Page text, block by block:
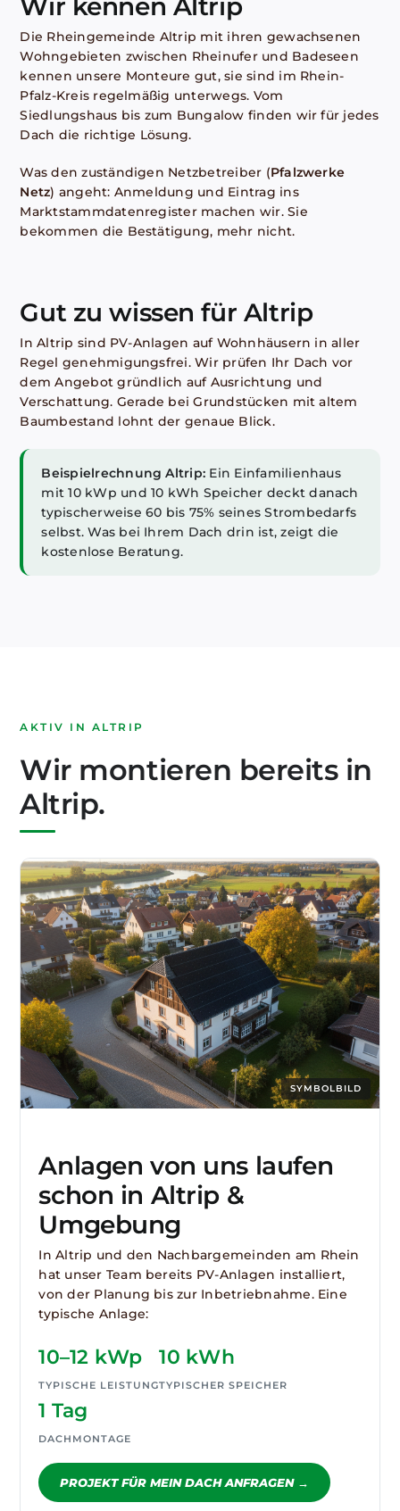
Die Rheingemeinde Altrip mit ihren gewachsenen
Wohngebieten zwischen Rheinufer und Badeseen
kennen unsere Monteure gut, sie sind im Rhein-
Pfalz-Kreis regelmäßig unterwegs. Vom
Siedlungshaus bis zum Bungalow finden wir für jedes
Dach die richtige Lösung.
Was den zuständigen Netzbetreiber (Pfalzwerke
Netz) angeht: Anmeldung und Eintrag ins
Marktstammdatenregister machen wir. Sie
bekommen die Bestätigung, mehr nicht.
Gut zu wissen für Altrip
In Altrip sind PV-Anlagen auf Wohnhäusern in aller
Regel genehmigungsfrei. Wir prüfen Ihr Dach vor
dem Angebot gründlich auf Ausrichtung und
Verschattung. Gerade bei Grundstücken mit altem
Baumbestand lohnt der genaue Blick.
Beispielrechnung Altrip: Ein Einfamilienhaus
mit 10 kWp und 10 kWh Speicher deckt danach
typischerweise 60 bis 75% seines Strombedarfs
selbst. Was bei Ihrem Dach drin ist, zeigt die
kostenlose Beratung.
AKTIV IN ALTRIP
Wir montieren bereits in
Altrip.
SYMBOLBILD
Anlagen von uns laufen
schon in Altrip &
Umgebung
In Altrip und den Nachbargemeinden am Rhein
hat unser Team bereits PV-Anlagen installiert,
von der Planung bis zur Inbetriebnahme. Eine
typische Anlage:
10–12 kWp
TYPISCHE LEISTUNG
10 kWh
TYPISCHER SPEICHER
1 Tag
DACHMONTAGE
PROJEKT FÜR MEIN DACH ANFRAGEN →